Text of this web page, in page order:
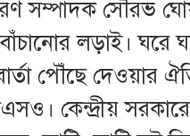
সম্পাদক সৌরভ
লড়াই। ঘরে
পৌঁছে দেওয়ার
কেন্দ্রীয়